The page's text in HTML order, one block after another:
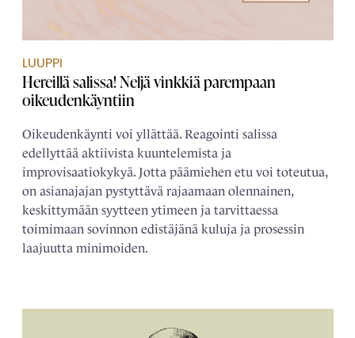
LUUPPI
Hereillä salissa! Neljä vinkkiä parempaan
oikeudenkäyntiin
Oikeudenkäynti voi yllättää. Reagointi salissa
edellyttää aktiivista kuuntelemista ja
improvisaatiokykyä. Jotta päämiehen etu voi toteutua,
on asianajajan pystyttävä rajaamaan olennainen,
keskittymään syytteen ytimeen ja tarvittaessa
toimimaan sovinnon edistäjänä kuluja ja prosessin
laajuutta minimoiden.